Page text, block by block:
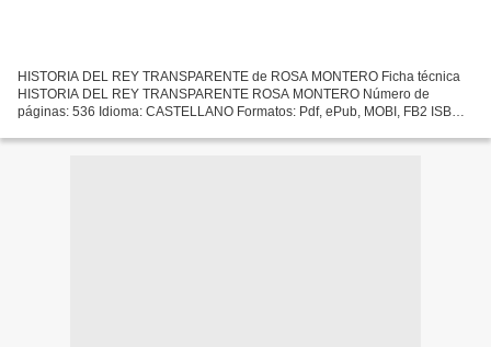
HISTORIA DEL REY TRANSPARENTE de ROSA MONTERO Ficha técnica
HISTORIA DEL REY TRANSPARENTE ROSA MONTERO Número de
páginas: 536 Idioma: CASTELLANO Formatos: Pdf, ePub, MOBI, FB2 ISBN:
eBook...